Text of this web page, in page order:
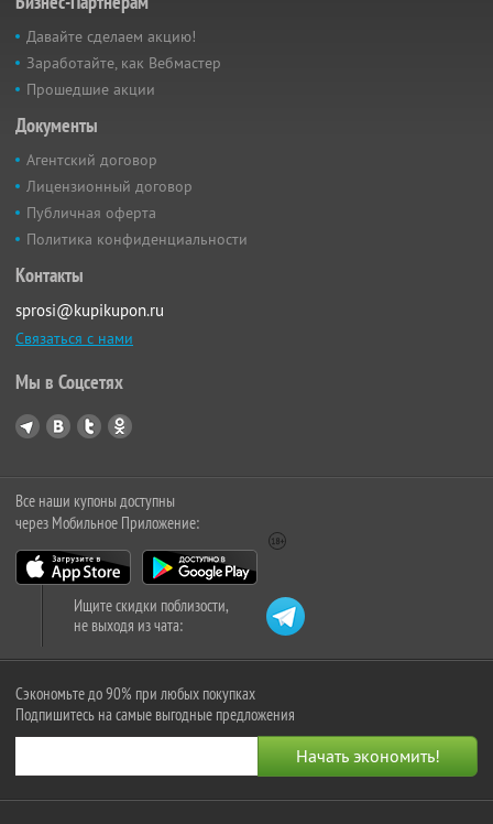
Давайте сделаем акцию!
Заработайте, как Вебмастер
Прошедшие акции
Документы
Агентский договор
Лицензионный договор
Публичная оферта
Политика конфиденциальности
Контакты
sprosi@kupikupon.ru
Связаться с нами
Мы в Соцсетях
Все наши купоны доступны
через Мобильное Приложение:
Ищите скидки поблизости,
не выходя из чата:
Сэкономьте до 90% при любых покупках
Подпишитесь на самые выгодные предложения